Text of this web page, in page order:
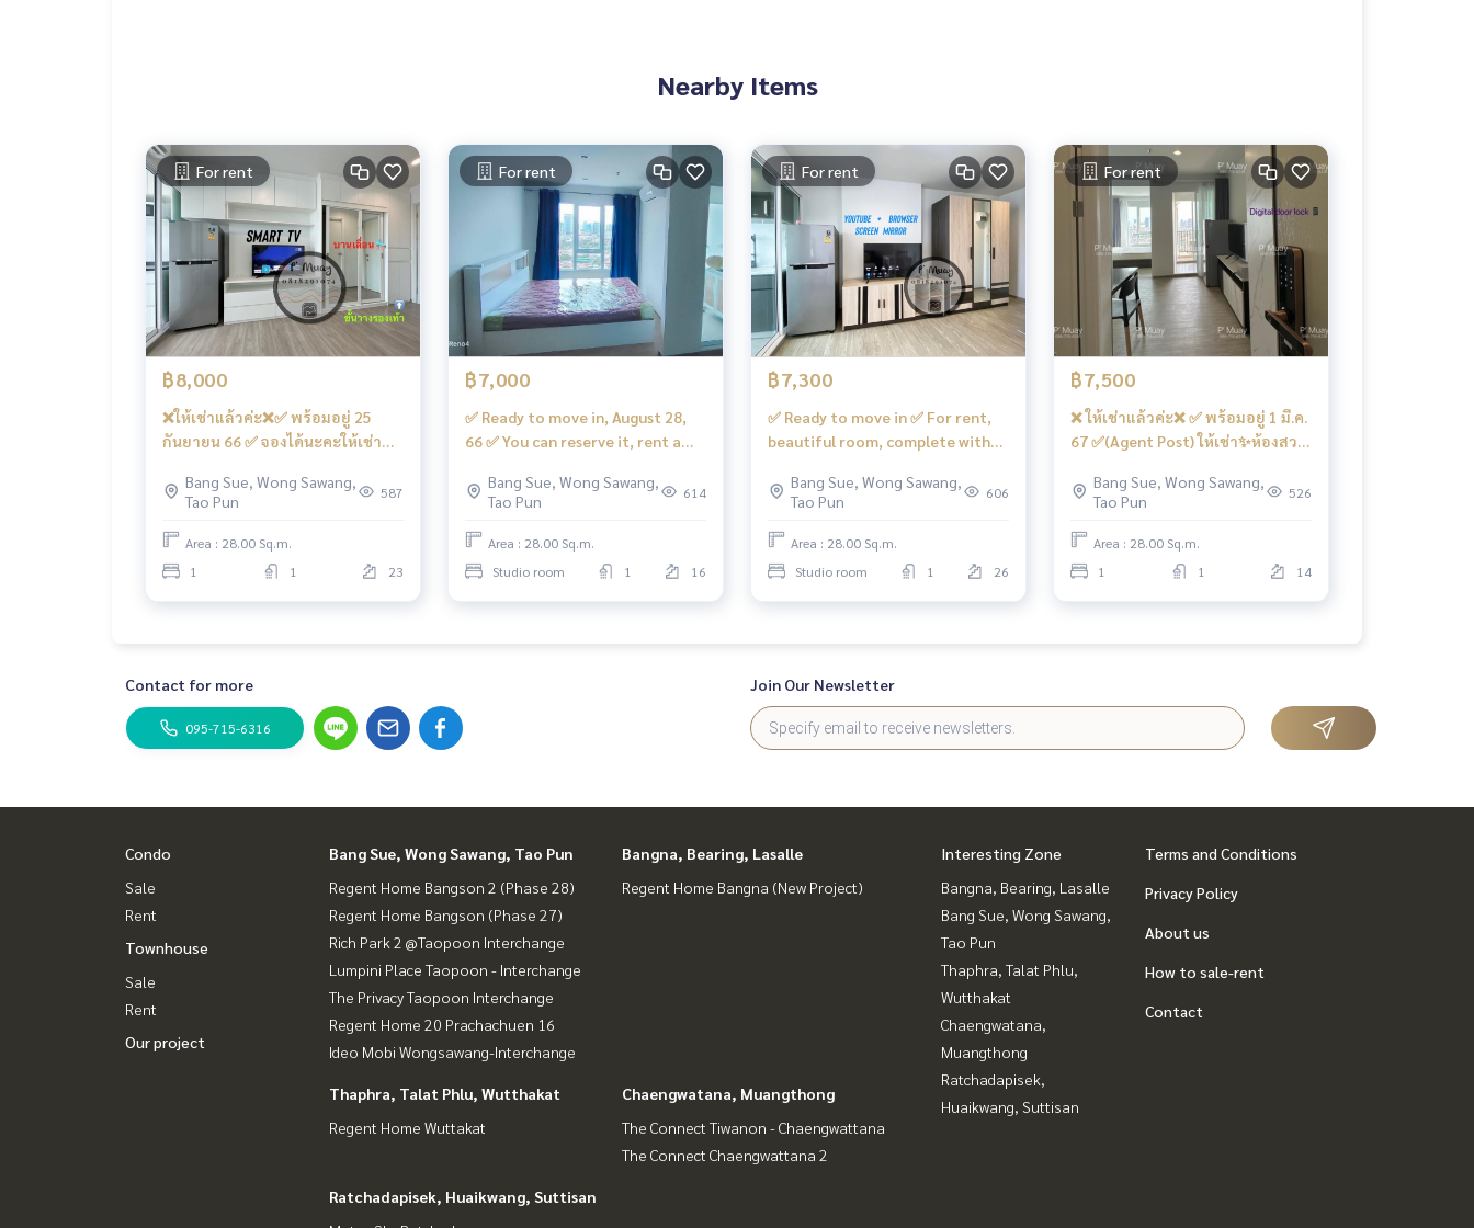
🚗ได้สิทธิ์ที่จอดรถยนต์ 1 คัน และ ที่จอดรถมอร์เตอร์ไซด์ 1 คัน🛵
สิ่งอำนวยความสะดวก
– สระว่ายน้ำระบบเกลือ ฟิตเนส … ‼️ใต้ตึกมี 7/11 ร้านค้า ร้านอาหารมากมาย ร้านเสริมสวย ร้านกาแฟ ฯลฯ
- กล้องวงจรปิด CCTV เข้า - ออก ด้วยระบบ Key Card
- เจ้าหน้าที่รักษาความปลอดภัย 24 ชั่วโมง
การเดินทางสะดวก
รถเมล์ : สาย 16, 30, 65, 97, 505
รถไฟฟ้า
ทางด่วน
ใกล้ทางขึ้น-ลงทางด่วน ศรีรัช และทางด่วน ศรีรัช-วงแหวนรอบนอก (กาญจนาภิเษก)
#รีเจ้นท์โฮมบางซ่อนเฟส27 #รีเจ้นท์โฮมบางซ่อนเฟส28 #รีเจ้นท์โฮม #รีเจ้นท์บางซ่อน #regenthomebangson #regen
thome #regentbangson #คอนโดติดรถไฟฟ้า #คอนโดใกล้รถไฟฟ้า #คอนโดติดmrt #mrt
Nearby Items
For rent
฿8,000
❌ให้เช่าแล้วค่ะ❌✅ พร้อมอยู่ 25
กันยายน 66 ✅ จองได้นะคะให้เช่า
วิวแม่น้ำ คชฟฟ.ครบ 📍มี เครื่องซัก
ผ้า #รีเจ้นท์โฮมบางซ่อน28 ❤️ค่าเช่า
8,000
Bang Sue, Wong Sawang,
Tao Pun
587
Area : 28.00 Sq.m.
1
1 23
For rent
฿7,000
✅ Ready to move in, August 28,
66 ✅ You can reserve it, rent a
complete #Regent Home Bang
Son 28 ❤️ Rent 7,000 baht
Bang Sue, Wong Sawang,
Tao Pun
614
Area : 28.00 Sq.m.
Studio room
1 16
For rent
฿7,300
✅ Ready to move in ✅ For rent,
beautiful room, complete with
Bang Son 28 ❤️ Rent 7,300 baht
Bang Sue, Wong Sawang,
Tao Pun
606
Area : 28.00 Sq.m.
Studio room
1 26
For rent
฿7,500
❌ ให้เช่าแล้วค่ะ❌ ✅ พร้อมอยู่ 1 มี.ค.
67 ✅(Agent Post) ให้เช่า✨ห้องสวย
นิมอล วิวโล่ง คชฟฟ.ครบ 📍 มี เครื่อง
ซักผ้า ❤️ค่าเช่า 7,500 บาท
Bang Sue, Wong Sawang,
Tao Pun
526
Area : 28.00 Sq.m.
1
1 14
Contact for more
095-715-6316
Join Our Newsletter
Condo
Sale
Rent
Townhouse
Sale
Rent
Our project
Bang Sue, Wong Sawang, Tao Pun
Regent Home Bangson 2 (Phase 28)
Regent Home Bangson (Phase 27)
Rich Park 2 @Taopoon Interchange
Lumpini Place Taopoon - Interchange
The Privacy Taopoon Interchange
Regent Home 20 Prachachuen 16
Ideo Mobi Wongsawang-Interchange
Bangna, Bearing, Lasalle
Regent Home Bangna (New Project)
Thaphra, Talat Phlu, Wutthakat
Regent Home Wuttakat
Chaengwatana, Muangthong
The Connect Tiwanon - Chaengwattana
The Connect Chaengwattana 2
Ratchadapisek, Huaikwang, Suttisan
Interesting Zone
Bangna, Bearing, Lasalle
Bang Sue, Wong Sawang,
Tao Pun
Thaphra, Talat Phlu,
Wutthakat
Chaengwatana,
Muangthong
Ratchadapisek,
Huaikwang, Suttisan
Terms and Conditions
Privacy Policy
About us
How to sale-rent
Contact